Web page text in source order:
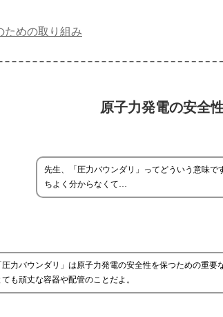
ための取り組み
原子力発電の安全
先生、「圧力バウンダリ」ってどういう意味
ちよく分からなくて…
力バウンダリ」は原子力発電の安全性を保つための重
も頑丈な容器や配管のことだよ。